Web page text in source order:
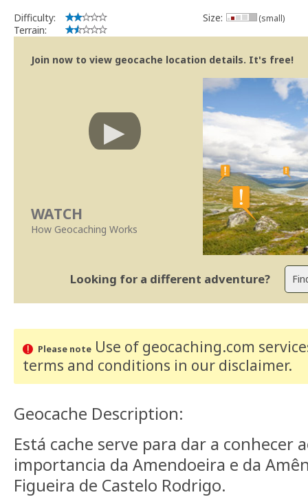
Difficulty:
Terrain:
Size: (small)
Join now to view geocache location details. It's free!
WATCH
How Geocaching Works
Looking for a different adventure?
Please noteUse of geocaching.com
terms and conditions in our disclaimer.
Geocache Description:
Está cache serve para dar a conhecer
importancia da Amendoeira e da
Figueira de Castelo Rodrigo.